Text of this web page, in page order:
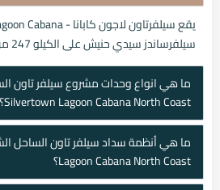
سيلفرساندز سيدي حنيش على الكيلو 247 من الطريق الساحلي الدولي.
ما هي انواع وحدات مشروع سيلفر تاون
Silvertown Lagoon Cabana North Coast؟
Lagoon Cabana North Coast؟